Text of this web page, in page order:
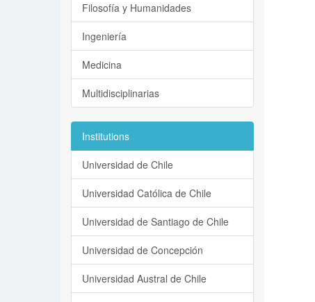
Filosofía y Humanidades
Ingeniería
Medicina
Multidisciplinarias
Institutions
Universidad de Chile
Universidad Católica de Chile
Universidad de Santiago de Chile
Universidad de Concepción
Universidad Austral de Chile